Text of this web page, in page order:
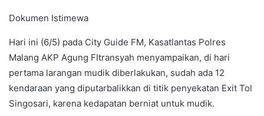
Dokumen Istimewa
Hari ini (6/5) pada City Guide FM, Kasatlantas Polres
Malang AKP Agung FItransyah menyampaikan, di hari
pertama larangan mudik diberlakukan, sudah ada 12
kendaraan yang diputarbalikkan di titik penyekatan Exit Tol
Singosari, karena kedapatan berniat untuk mudik.